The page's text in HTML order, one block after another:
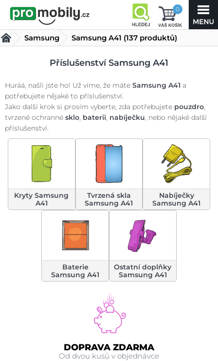
0
Samsung Samsung A41 (137 produktů)
Příslušenství Samsung A41
Huráá, našli jste ho! Už víme, že máte Samsung A41 a
potřebujete nějaké to příslušenství.
Jako další krok si prosím vyberte, zda potřebujetepouzdro,
tvrzené ochrannésklo, baterii, nabíječku, nebo nějaké další
příslušenství.
Kryty Samsung
A41
Tvrzená skla
Samsung A41
Nabíječky
Samsung A41
Baterie
Samsung A41
Ostatní doplňky
Samsung A41
DOPRAVA ZDARMA
Od dvou kusů v objednávce